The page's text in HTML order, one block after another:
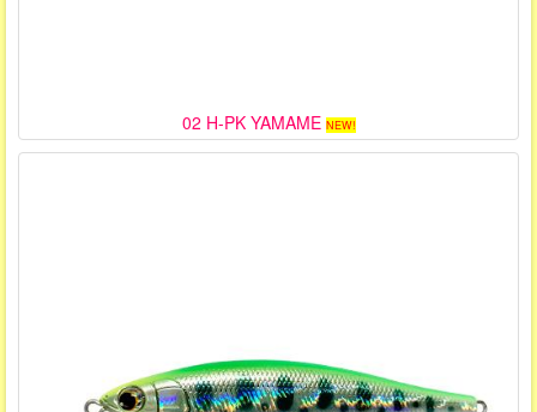
02 H-PK YAMAME NEW!